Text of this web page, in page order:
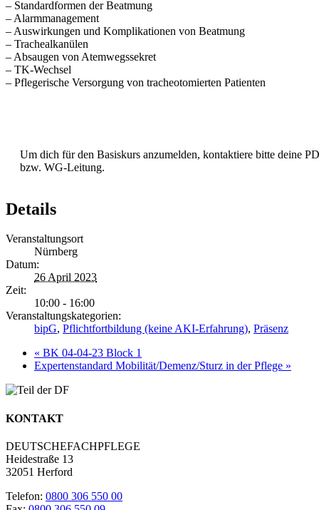
– Standardformen der Beatmung
– Alarmmanagement
– Auswirkungen und Komplikationen von Beatmung
– Trachealkanülen
– Absaugen von Atemwegssekret
– TK-Wechsel
– Pflegerische Versorgung von tracheotomierten Patienten
Um dich für den Basiskurs anzumelden, kontaktiere bitte deine
bzw. WG-Leitung.
Details
Veranstaltungsort
Nürnberg
Datum:
26 April 2023
Zeit:
10:00 - 16:00
Veranstaltungskategorien:
bipG, Pflichtfortbildung (keine AKI-Erfahrung), Präsenz
« BK 04-04-23 Block 1
Expertenstandard Mobilität/Demenz/Sturz in der Pflege »
KONTAKT
DEUTSCHEFACHPFLEGE
Heidestraße 13
32051 Herford
Telefon: 0800 306 550 00